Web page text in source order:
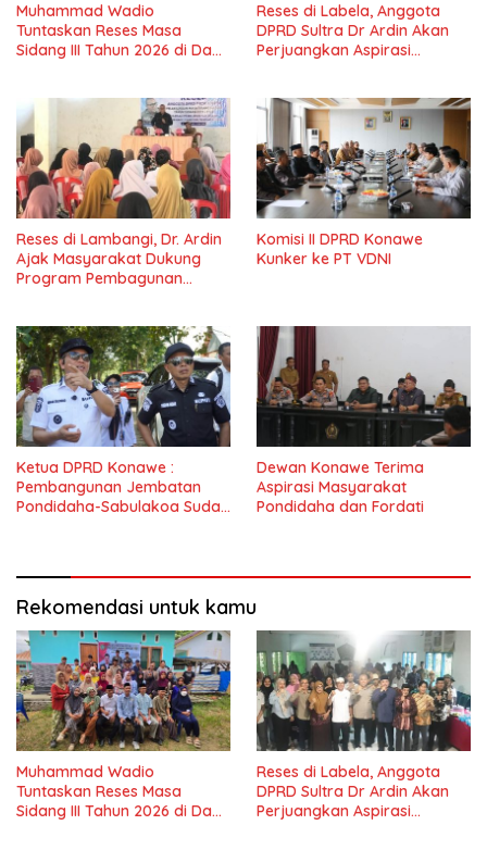
Muhammad Wadio
Tuntaskan Reses Masa
Sidang III Tahun 2026 di Dapil
Reses di Labela, Anggota
DPRD Sultra Dr Ardin Akan
Perjuangkan Aspirasi
Reses di Lambangi, Dr. Ardin
Ajak Masyarakat Dukung
Program Pembagunan
Komisi II DPRD Konawe
Kunker ke PT VDNI
Ketua DPRD Konawe :
Pembangunan Jembatan
Pondidaha-Sabulakoa Sudah
Dewan Konawe Terima
Aspirasi Masyarakat
Pondidaha dan Fordati
Rekomendasi untuk kamu
Muhammad Wadio
Tuntaskan Reses Masa
Sidang III Tahun 2026 di Dapil
Reses di Labela, Anggota
DPRD Sultra Dr Ardin Akan
Perjuangkan Aspirasi